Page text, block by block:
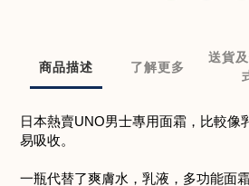
商品描述 了解更多
送貨
日本熱賣UNO男士專用面霜，比較像
易吸收。
一瓶代替了爽膚水，乳液，多功能面霜